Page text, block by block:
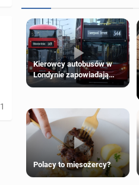
1
Kierowcy autobusów w
Londynie zapowiadają
strajki
Polacy to mięsożercy?